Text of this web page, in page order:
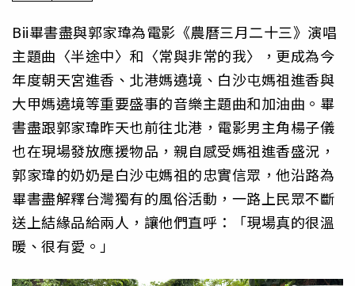
Bii畢書盡與郭家瑋為電影《農曆三月二十三》演唱
主題曲〈半途中〉和〈常與非常的我〉，更成為今
年度朝天宮進香、北港媽遶境、白沙屯媽祖進香與
大甲媽遶境等重要盛事的音樂主題曲和加油曲。畢
書盡跟郭家瑋昨天也前往北港，電影男主角楊子儀
也在現場發放應援物品，親自感受媽祖進香盛況，
郭家瑋的奶奶是白沙屯媽祖的忠實信眾，他沿路為
畢書盡解釋台灣獨有的風俗活動，一路上民眾不斷
送上結緣品給兩人，讓他們直呼：「現場真的很溫
暖、很有愛。」